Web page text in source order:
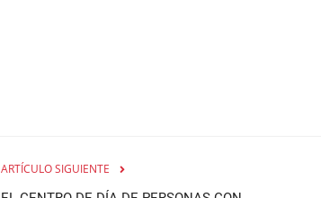
ARTÍCULO SIGUIENTE